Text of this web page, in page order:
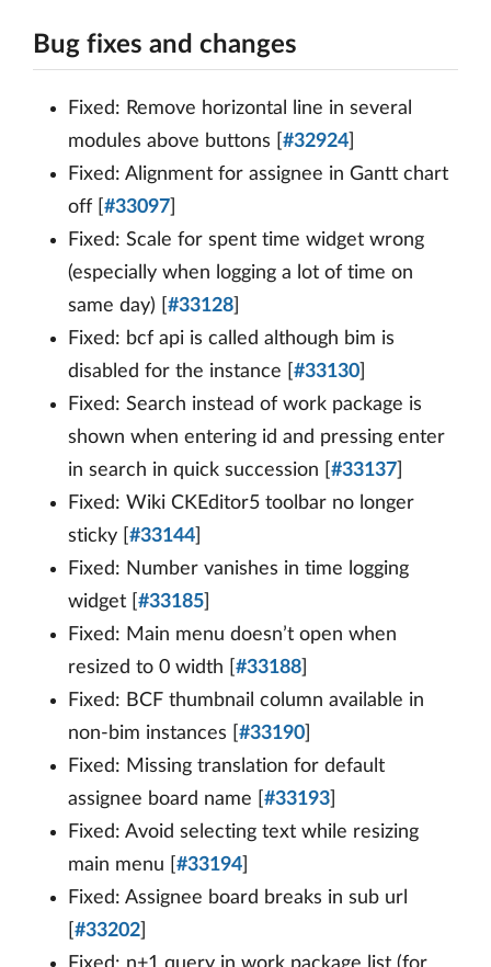
Bug fixes and changes
Fixed: Remove horizontal line in several
modules above buttons [ #32924
Fixed: Alignment for assignee in Gantt chart
off [ #33097
Fixed: Scale for spent time widget wrong
(especially when logging a lot of time on
same day) [ #33128
Fixed: bcf api is called although bim is
disabled for the instance [ #33130
Fixed: Search instead of work package is
shown when entering id and pressing enter
in search in quick succession [ #33137
Fixed: Wiki CKEditor5 toolbar no longer
sticky [ #33144
Fixed: Number vanishes in time logging
widget [ #33185
Fixed: Main menu doesn’t open when
resized to 0 width [ #33188
Fixed: BCF thumbnail column available in
non-bim instances [ #33190
Fixed: Missing translation for default
assignee board name [ #33193
Fixed: Avoid selecting text while resizing
main menu [ #33194
Fixed: Assignee board breaks in sub url
#33202